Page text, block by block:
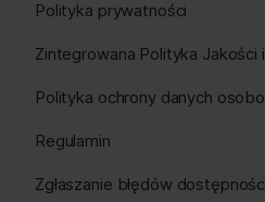
Polityka prywatności
Zintegrowana Polityka Jakości
Polityka ochrony danych
Regulamin
Zgłaszanie błędów